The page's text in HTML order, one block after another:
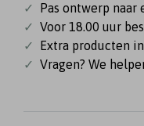
✓
Pas ontwerp naar
✓ Voor 18.00 uur
✓
Extra producten
✓ Vragen? We